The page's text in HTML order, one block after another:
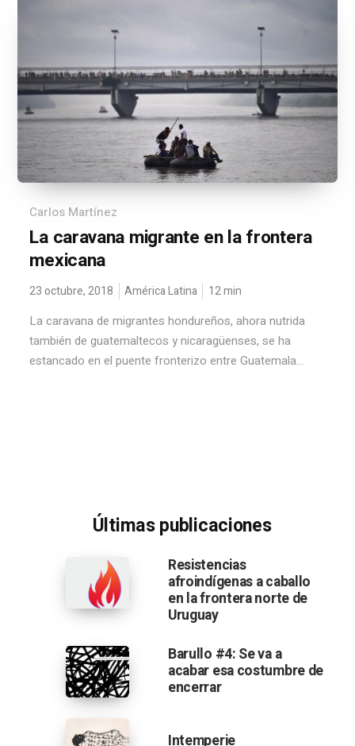
Carlos Martínez
La caravana migrante en la frontera
mexicana
23 octubre, 2018 América Latina 12min
La caravana de migrantes hondureños, ahora nutrida
también de guatemaltecos y nicaragüenses, se ha
estancado en el puente fronterizo entre Guatemala...
Últimas publicaciones
Resistencias
afroindígenas a caballo
en la frontera norte de
Uruguay
Barullo #4: Se va a
acabar esa costumbre de
encerrar
Intemperie